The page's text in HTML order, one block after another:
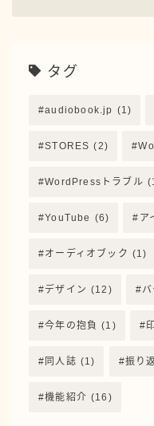
ランキング参
よければポチッと
タグ
audiobook.jp (1)
STORES (2)
WordPressトラブル
YouTube (6) ア
オーディオブック (1)
デザイン (12)
今年の抱負 (1)
同人誌 (1) 振り
機能紹介 (16)